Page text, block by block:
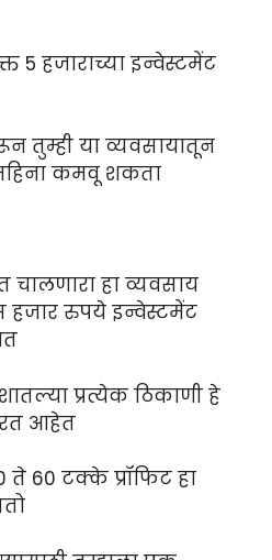
5 हजाराच्या इन्वेस्टमेंट
तुम्ही या व्यवसायातून
कमवू शकता
चालणारा हा व्यवसाय
हजार रुपये इन्वेस्टमेंट
प्रत्येक ठिकाणी हे
आहेत
60 टक्के प्रॉफिट हा